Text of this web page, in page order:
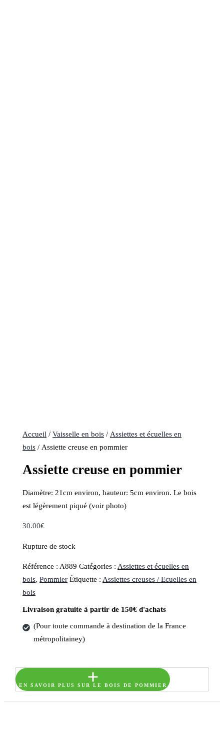
Accueil /Vaisselle en bois /Assiettes et écuelles en
bois / Assiette creuse en pommier
Assiette creuse en pommier
Diamètre: 21cm environ, hauteur: 5cm environ. Le bois
est légèrement piqué (voir photo)
30.00€
Rupture de stock
Référence :A889 Catégories :Assiettes et écuelles en
bois,Pommier Étiquette :Assiettes creuses / Ecuelles en
bois
Livraison gratuite à partir de 150€ d'achats
(Pour toute commande à destination de la France
métropolitainey)
EN SAVOIR PLUS SUR LE BOIS DE POMMIER